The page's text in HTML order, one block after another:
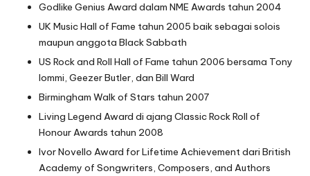
Godlike Genius Award dalam NME Awards tahun 2004
UK Music Hall of Fame tahun 2005 baik sebagai solois
maupun anggota Black Sabbath
US Rock and Roll Hall of Fame tahun 2006 bersama Tony
Iommi, Geezer Butler, dan Bill Ward
Birmingham Walk of Stars tahun 2007
Living Legend Award di ajang Classic Rock Roll of
Honour Awards tahun 2008
Ivor Novello Award for Lifetime Achievement dari British
Academy of Songwriters, Composers, and Authors